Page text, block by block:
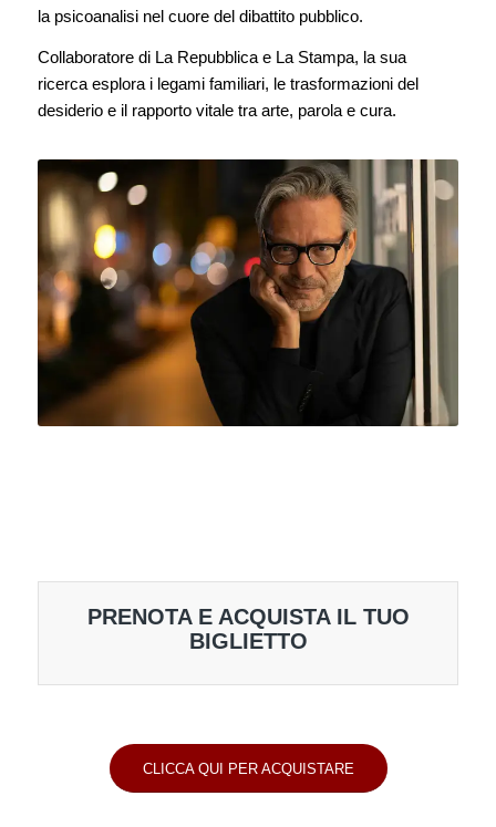
la psicoanalisi nel cuore del dibattito pubblico.
Collaboratore di La Repubblica e La Stampa, la sua
ricerca esplora i legami familiari, le trasformazioni del
desiderio e il rapporto vitale tra arte, parola e cura.
PRENOTA E ACQUISTA IL TUO
BIGLIETTO
CLICCA QUI PER ACQUISTARE